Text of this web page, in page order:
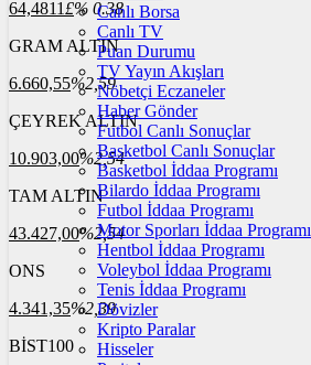
64,4811£% 0.38
GRAM ALTIN
6.660,55%2,59
ÇEYREK ALTIN
10.903,00%2,54
TAM ALTIN
43.427,00%2,54
ONS
4.341,35%2,39
BİST100
Canlı Borsa
Canlı TV
Puan Durumu
TV Yayın Akışları
Nöbetçi Eczaneler
Haber Gönder
Futbol Canlı Sonuçlar
Basketbol Canlı Sonuçlar
Basketbol İddaa Programı
Bilardo İddaa Programı
Futbol İddaa Programı
Motor Sporları İddaa Programı
Hentbol İddaa Programı
Voleybol İddaa Programı
Tenis İddaa Programı
Dövizler
Kripto Paralar
Hisseler